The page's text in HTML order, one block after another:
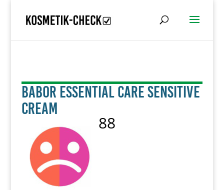
BABOR Essential Care Sensitive
Cream
88